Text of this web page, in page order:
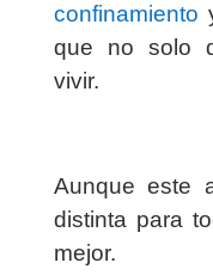
confinamiento
que no solo
vivir.
Aunque este
distinta para
mejor.